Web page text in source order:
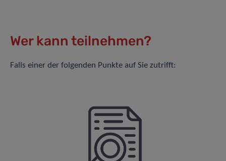
Wer kann teilnehmen?
Falls einer der folgenden Punkte auf Sie zutrifft: